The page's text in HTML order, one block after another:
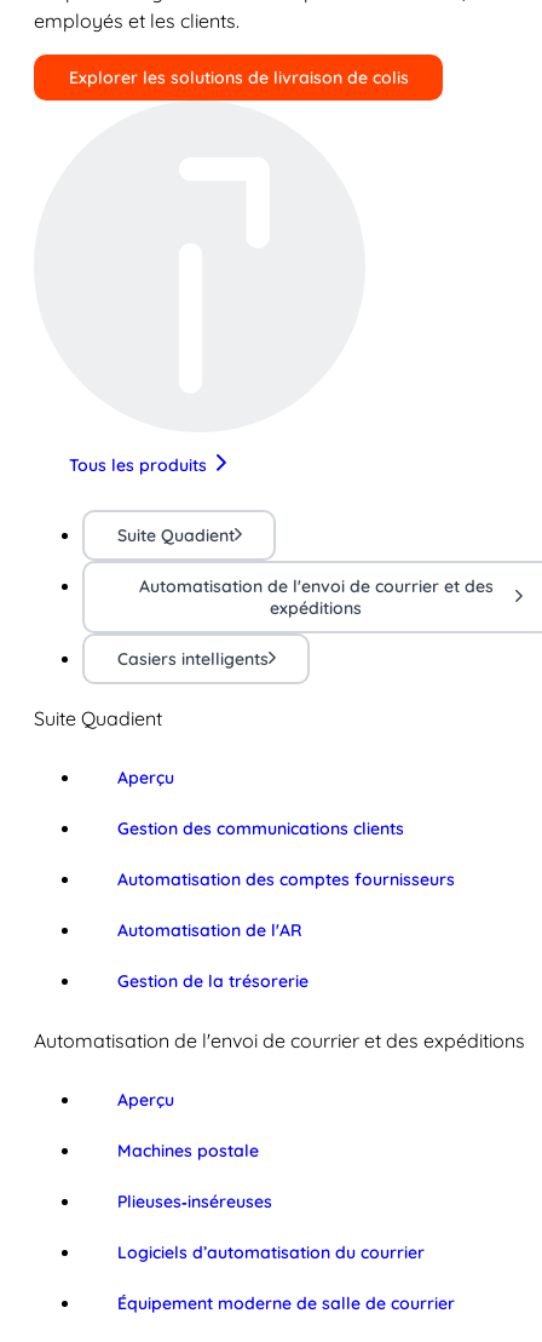
employés et les clients.
Explorer les solutions de livraison de colis
Tous les produits
Suite Quadient
Automatisation de l'envoi de courrier et des
expéditions
Casiers intelligents
Suite Quadient
Aperçu
Gestion des communications clients
Automatisation des comptes fournisseurs
Automatisation de l'AR
Gestion de la trésorerie
Automatisation de l'envoi de courrier et des expéditions
Aperçu
Machines postale
Plieuses‑inséreuses
Logiciels d’automatisation du courrier
Équipement moderne de salle de courrier